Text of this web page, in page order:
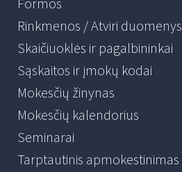
Formos
Rinkmenos / Atviri duomenys
Skaičiuoklės ir pagalbininkai
Sąskaitos ir įmokų kodai
Mokesčių žinynas
Mokesčių kalendorius
Seminarai
Tarptautinis apmokestinimas